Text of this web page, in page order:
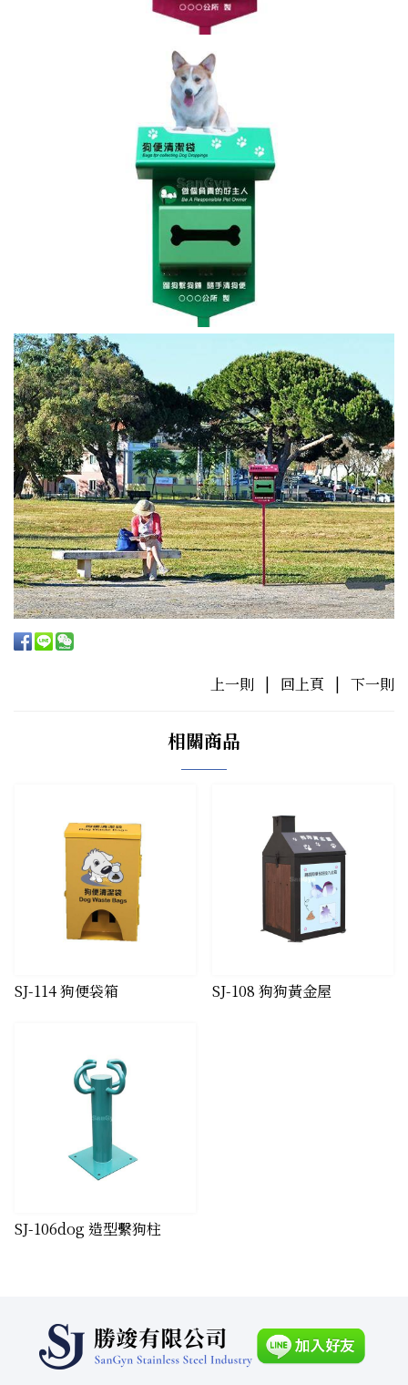
上一則 | 回上頁 | 下一則
相關商品
SJ-114 狗便袋箱 SJ-108 狗狗黃金屋
SJ-106dog 造型繫狗柱